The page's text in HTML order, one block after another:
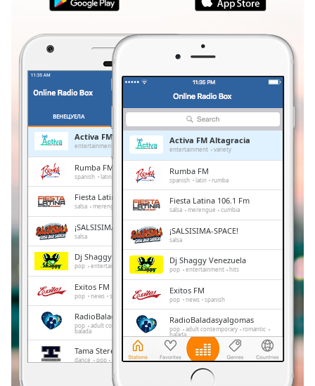
LIVE
live,
currently
behind
LIVE
Chapters
Chapters
Descriptions
descriptions
off,
selected
Subtitles
subtitles
ВЕНЕЦУЕЛА
Activa FM Altagracia
entertainment
Rumba FM
spanish latin
Fiesta Latina 106.1 Fm
salsa merengue cumbia
¡SALSISIMA-SPACE!
salsa
Dj Shaggy Venezuela
pop entertainment hits
Exitos FM
pop news spanish
RadioBaladasyalgomas
pop adult contemporary romantic
balada
Tama Stereo
dance pop news talk spots
Activa FM Altagracia
entertainment variety
Rumba FM
spanish latin rumba
Fiesta Latina 106.1 Fm
salsa merengue cumbia
¡SALSISIMA-SPACE!
salsa
Dj Shaggy Venezuela
pop entertainment hits
Exitos FM
pop news spanish
RadioBaladasyalgomas
pop adult contemporary romantic
balada
Tama Stereo
dance pop news talk spots
Sabrosa